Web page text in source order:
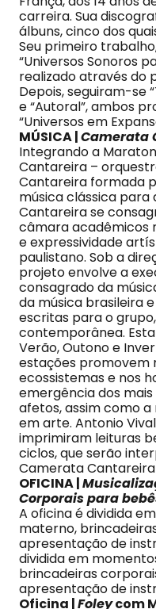
carreira. Sua
álbuns, cinco dos
Seu primeiro
“Universos Sonoros
realizado através do
Depois, seguiram-se
e “Autoral”, ambos
“Universos em
MÚSICA |Camerata
Integrando a
Cantareira –
Cantareira formada
música clássica para
Cantareira se
câmara acadêmicos
e expressividade
paulistano. Sob a
projeto envolve a
consagrado da
da música brasileira
escritas para o
contemporânea.
Verão, Outono e
estações promovem
ecossistemas e nos
emergência dos
afetos, assim como
em arte. Antonio
imprimiram leituras
ciclos, que serão
Camerata
OFICINA |
Corporais para
A oficina é dividida
materno,
apresentação de
dividida em
brincadeiras
apresentação de
Oficina |Foleycom